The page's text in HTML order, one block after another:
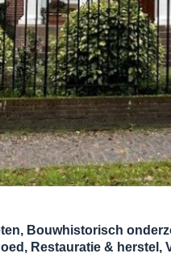
Bouwhistorisch
Restauratie & herstel,